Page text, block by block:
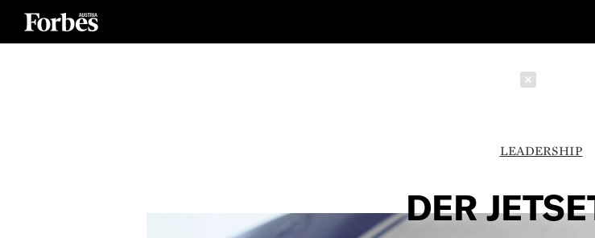
LEADERSHIP
DER